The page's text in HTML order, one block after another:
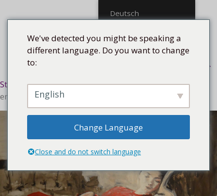
Menü
Startseite/Technik/Mischtechnik/ Cuando el sol
encontró un espacio en la ventana
Deutsch
We've detected you might be speaking a
different language. Do you want to change
to:
English
Change Language
Close and do not switch language